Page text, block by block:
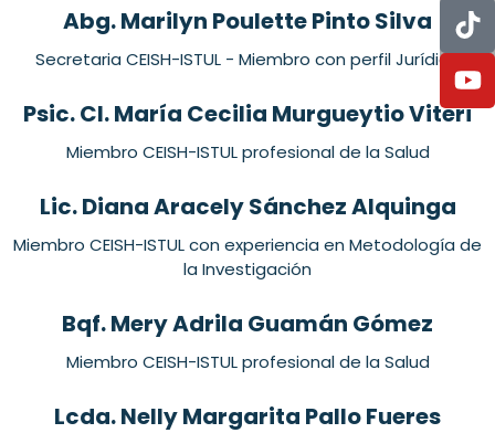
Abg. Marilyn Poulette Pinto Silva
Secretaria CEISH-ISTUL - Miembro con perfil Jurídico
Psic. Cl. María Cecilia Murgueytio Viteri
Miembro CEISH-ISTUL profesional de la Salud
Lic. Diana Aracely Sánchez Alquinga
Miembro CEISH-ISTUL con experiencia en Metodología de
la Investigación
Bqf. Mery Adrila Guamán Gómez
Miembro CEISH-ISTUL profesional de la Salud
Lcda. Nelly Margarita Pallo Fueres